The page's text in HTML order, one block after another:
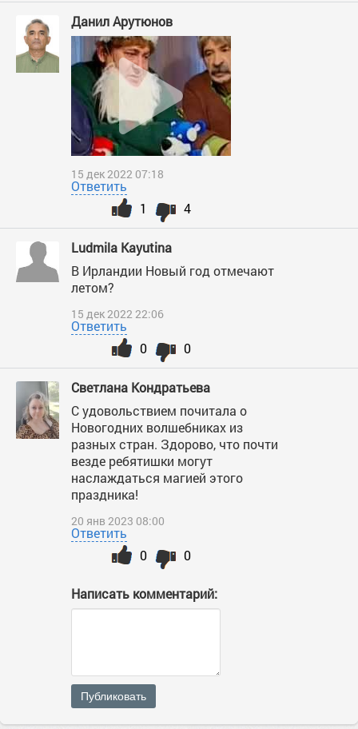
Данил Арутюнов
15 дек 2022 07:18
Ответить
4
1
Ludmila Kayutina
В Ирландии Новый год отмечают
летом?
15 дек 2022 22:06
Ответить
0
0
Светлана Кондратьева
С удовольствием почитала о
Новогодних волшебниках из
разных стран. Здорово, что почти
везде ребятишки могут
наслаждаться магией этого
праздника!
20 янв 2023 08:00
Ответить
0
0
Написать комментарий:
Публиковать